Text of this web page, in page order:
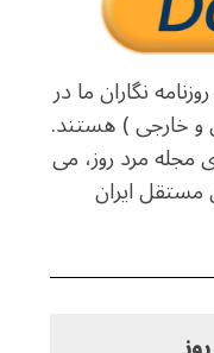
نگاران ما در
و خارجی ) هستند.
مجله مرد روز، می
مستقل ایران